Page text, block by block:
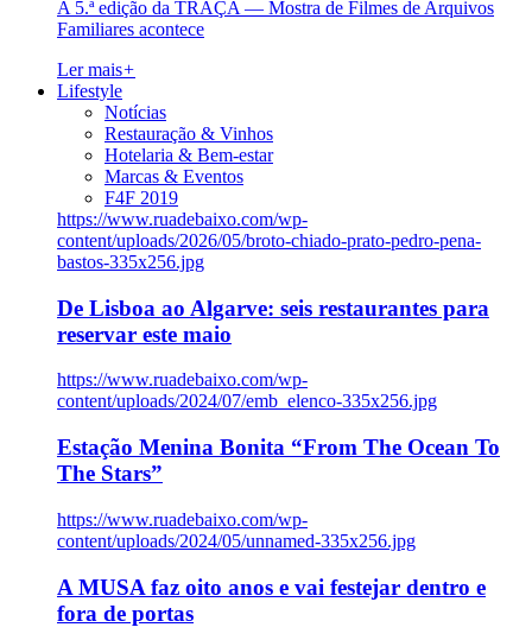
A 5.ª edição da TRAÇA — Mostra de Filmes de Arquivos
Familiares acontece
Ler mais+
Lifestyle
Notícias
Restauração & Vinhos
Hotelaria & Bem-estar
Marcas & Eventos
F4F 2019
https://www.ruadebaixo.com/wp-
content/uploads/2026/05/broto-chiado-prato-pedro-pena-
bastos-335x256.jpg
De Lisboa ao Algarve: seis restaurantes para
reservar este maio
https://www.ruadebaixo.com/wp-
content/uploads/2024/07/emb_elenco-335x256.jpg
Estação Menina Bonita “From The Ocean To
The Stars”
https://www.ruadebaixo.com/wp-
content/uploads/2024/05/unnamed-335x256.jpg
A MUSA faz oito anos e vai festejar dentro e
fora de portas